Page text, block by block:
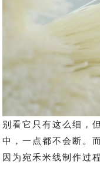
别看它只有这么细，
中，一点都不会断。
因为宛禾米线制作过